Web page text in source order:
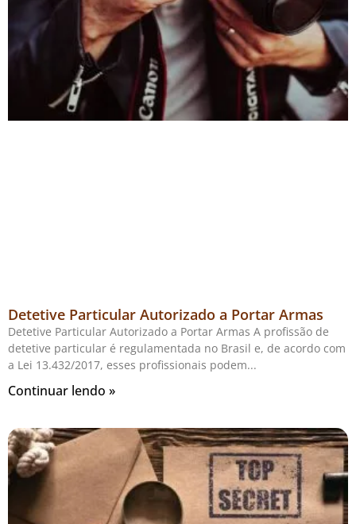
Detetive Particular Autorizado a Portar Armas
Detetive Particular Autorizado a Portar Armas A profissão de
detetive particular é regulamentada no Brasil e, de acordo com
a Lei 13.432/2017, esses profissionais podem
Continuar lendo »